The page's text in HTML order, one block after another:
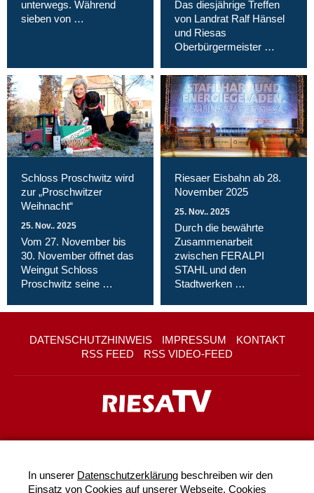
unterwegs. Während
sieben von …
Das diesjährige Treffen
von Landrat Ralf Hänsel
und Riesas
Oberbürgermeister …
Schloss Proschwitz wird
zur „Proschwitzer
Weihnacht“
25. Nov.. 2025
Vom 27. November bis
30. November öffnet das
Weingut Schloss
Proschwitz seine …
Riesaer Eisbahn ab 28.
November 2025
25. Nov.. 2025
Durch die bewährte
Zusammenarbeit
zwischen FERALPI
STAHL und den
Stadtwerken …
DATENSCHUTZHINWEIS IMPRESSUM
KONTAKT
RSS FEED
RSS VIDEO-FEED
In unserer Datenschutzerklärung beschreiben wir den
Einsatz von Cookies auf unserer Webseite. Cookies